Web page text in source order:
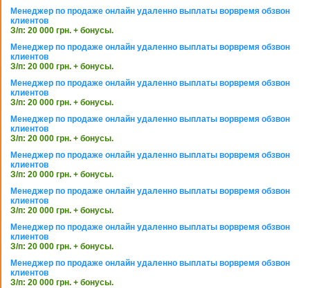
Менеджер по продаже онлайн удаленно выплаты ворвремя обзвон
клиентов
З/п: 20 000 грн. + бонусы.
Менеджер по продаже онлайн удаленно выплаты ворвремя обзвон
клиентов
З/п: 20 000 грн. + бонусы.
Менеджер по продаже онлайн удаленно выплаты ворвремя обзвон
клиентов
З/п: 20 000 грн. + бонусы.
Менеджер по продаже онлайн удаленно выплаты ворвремя обзвон
клиентов
З/п: 20 000 грн. + бонусы.
Менеджер по продаже онлайн удаленно выплаты ворвремя обзвон
клиентов
З/п: 20 000 грн. + бонусы.
Менеджер по продаже онлайн удаленно выплаты ворвремя обзвон
клиентов
З/п: 20 000 грн. + бонусы.
Менеджер по продаже онлайн удаленно выплаты ворвремя обзвон
клиентов
З/п: 20 000 грн. + бонусы.
Менеджер по продаже онлайн удаленно выплаты ворвремя обзвон
клиентов
З/п: 20 000 грн. + бонусы.